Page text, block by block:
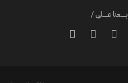
عـــــلى /


